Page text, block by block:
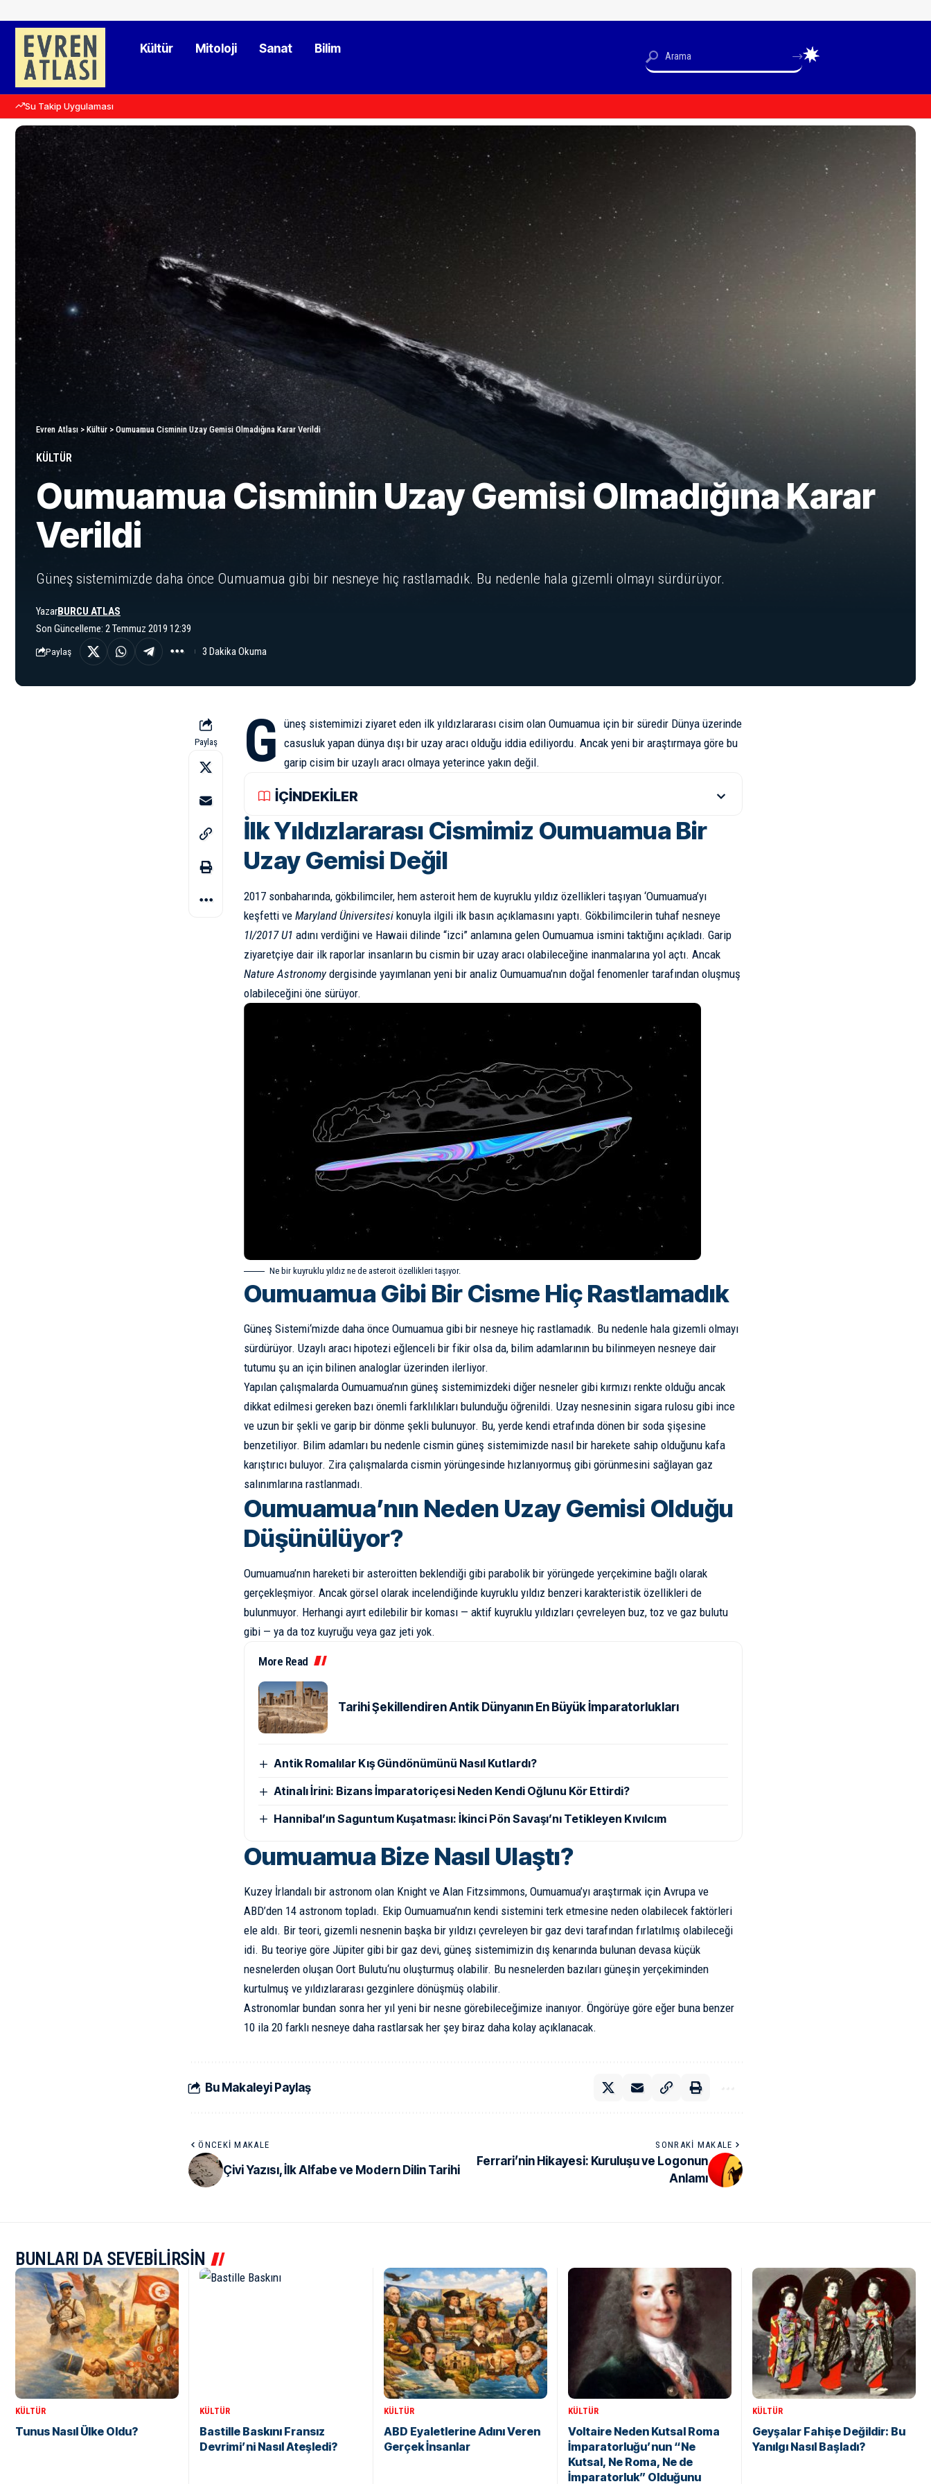
Kültür Mitoloji Sanat Bilim
Su Takip Uygulaması
Evren Atlası > Kültür > Oumuamua Cisminin Uzay Gemisi Olmadığına Karar Verildi
KÜLTÜR
Oumuamua Cisminin Uzay Gemisi Olmadığına Karar
Verildi
Güneş sistemimizde daha önce Oumuamua gibi bir nesneye hiç rastlamadık. Bu nedenle hala gizemli olmayı sürdürüyor.
Son Güncelleme: 2 Temmuz 2019 12:39
YazarBURCU ATLAS
Paylaş 3 Dakika Okuma
Paylaş G üneş sistemimizi ziyaret eden ilk yıldızlararası cisim olan Oumuamua için bir süredir Dünyaüzerinde
casusluk yapan dünya dışı bir uzay aracı olduğu iddia ediliyordu. Ancak yeni bir araştırmaya göre bu
garip cisim bir uzaylı aracı olmaya yeterince yakın değil.
İÇİNDEKİLER
İlk Yıldızlararası Cismimiz Oumuamua Bir
Uzay Gemisi Değil
2017 sonbaharında, gökbilimciler, hem asteroit hem de kuyruklu yıldız özellikleri taşıyan ‘Oumuamua’yı
keşfetti ve Maryland Üniversitesi konuyla ilgili ilk basın açıklamasını yaptı. Gökbilimcilerin tuhaf nesneye
1I/2017 U1 adını verdiğini ve Hawaii dilinde “izci” anlamına gelen Oumuamua ismini taktığını açıkladı. Garip
ziyaretçiye dair ilk raporlar insanların bu cismin bir uzay aracı olabileceğine inanmalarına yol açtı. Ancak
Nature Astronomy dergisinde yayımlanan yeni bir analiz Oumuamua’nın doğal fenomenler tarafından oluşmuş
olabileceğini öne sürüyor.
Ne bir kuyruklu yıldız ne de asteroit özellikleri taşıyor.
Oumuamua Gibi Bir Cisme Hiç Rastlamadık
Güneş Sistemi‘mizde daha önce Oumuamua gibi bir nesneye hiç rastlamadık. Bu nedenle hala gizemli olmayı
sürdürüyor. Uzaylı aracı hipotezi eğlenceli bir fikir olsa da, bilim adamlarının bu bilinmeyen nesneye dair
tutumu şu an için bilinen analoglar üzerinden ilerliyor.
Yapılan çalışmalarda Oumuamua’nın güneş sistemimizdeki diğer nesneler gibi kırmızı renkte olduğu ancak
dikkat edilmesi gereken bazı önemli farklılıkları bulunduğu öğrenildi. Uzay nesnesinin sigara rulosu gibi ince
ve uzun bir şekli ve garip bir dönme şekli bulunuyor. Bu, yerde kendi etrafında dönen bir soda şişesine
benzetiliyor. Bilim adamları bu nedenle cismin güneş sistemimizde nasıl bir harekete sahip olduğunu kafa
karıştırıcı buluyor. Zira çalışmalarda cismin yörüngesinde hızlanıyormuş gibi görünmesini sağlayan gaz
salınımlarına rastlanmadı.
Oumuamua’nın Neden Uzay Gemisi Olduğu
Düşünülüyor?
Oumuamua’nın hareketi bir asteroitten beklendiği gibi parabolik bir yörüngede yerçekimine bağlı olarak
gerçekleşmiyor. Ancak görsel olarak incelendiğinde kuyruklu yıldız benzeri karakteristik özellikleri de
bulunmuyor. Herhangi ayırt edilebilir bir koması — aktif kuyruklu yıldızları çevreleyen buz, toz ve gaz bulutu
gibi — ya da toz kuyruğu veya gaz jeti yok.
More Read
Tarihi Şekillendiren Antik Dünyanın En Büyük İmparatorlukları
Antik Romalılar Kış Gündönümünü Nasıl Kutlardı?
Atinalı İrini: Bizans İmparatoriçesi Neden Kendi Oğlunu Kör Ettirdi?
Hannibal’ın Saguntum Kuşatması: İkinci Pön Savaşı’nı Tetikleyen Kıvılcım
Oumuamua Bize Nasıl Ulaştı?
Kuzey İrlandalı bir astronom olan Knight ve Alan Fitzsimmons, Oumuamua’yı araştırmak için Avrupa ve
ABD’den 14 astronom topladı. Ekip Oumuamua’nın kendi sistemini terk etmesine neden olabilecek faktörleri
ele aldı. Bir teori, gizemli nesnenin başka bir yıldızı çevreleyen bir gaz devi tarafından fırlatılmış olabileceği
idi. Bu teoriye göre Jüpiter gibi bir gaz devi, güneş sistemimizin dış kenarında bulunan devasa küçük
nesnelerden oluşan Oort Bulutu‘nu oluşturmuş olabilir. Bu nesnelerden bazıları güneşin yerçekiminden
kurtulmuş ve yıldızlararası gezginlere dönüşmüş olabilir.
Astronomlar bundan sonra her yıl yeni bir nesne görebileceğimize inanıyor. Öngörüye göre eğer buna benzer
10 ila 20 farklı nesneye daha rastlarsak her şey biraz daha kolay açıklanacak.
Bu Makaleyi Paylaş
ÖNCEKI MAKALE
Çivi Yazısı, İlk Alfabe ve Modern Dilin Tarihi
SONRAKI MAKALE
Ferrari’nin Hikayesi: Kuruluşu ve Logonun
Anlamı
BUNLARI DA SEVEBİLİRSİN
KÜLTÜR
Tunus Nasıl Ülke Oldu?
KÜLTÜR
Bastille Baskını Fransız
Devrimi’ni Nasıl Ateşledi?
KÜLTÜR
ABD Eyaletlerine Adını Veren
Gerçek İnsanlar
KÜLTÜR
Voltaire Neden Kutsal Roma
İmparatorluğu’nun “Ne
Kutsal, Ne Roma, Ne de
İmparatorluk” Olduğunu
KÜLTÜR
Geyşalar Fahişe Değildir: Bu
Yanılgı Nasıl Başladı?